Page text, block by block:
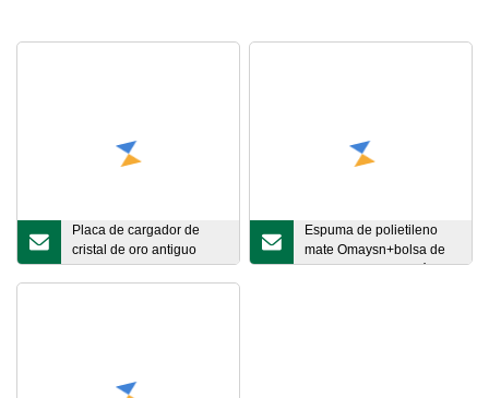
Placa de cargador de
cristal de oro antiguo
colorido turco hecho a
mano al por mayor
Espuma de polietileno
mate Omaysn+bolsa de
burbujas+caja marrón